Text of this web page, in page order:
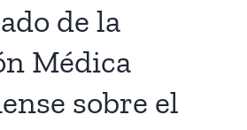
de la
Médica
sobre el